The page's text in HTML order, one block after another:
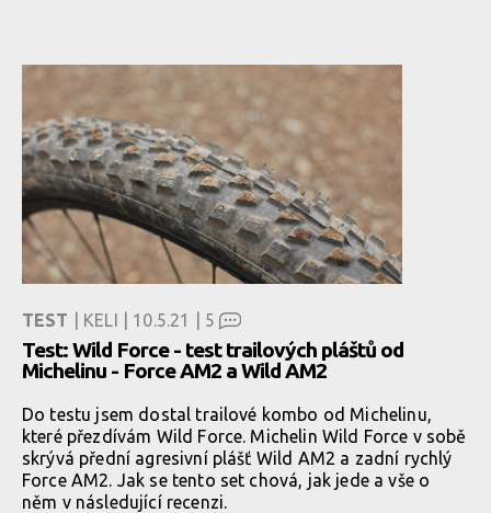
TEST | KELI | 10.5.21 | 5
Test: Wild Force - test trailových pláštů od
Michelinu - Force AM2 a Wild AM2
Do testu jsem dostal trailové kombo od Michelinu,
které přezdívám Wild Force. Michelin Wild Force v sobě
skrývá přední agresivní plášť Wild AM2 a zadní rychlý
Force AM2. Jak se tento set chová, jak jede a vše o
něm v následující recenzi.